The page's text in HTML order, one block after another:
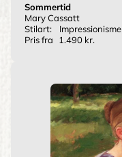
Sommertid
Mary Cassatt
Stilart:
Impressionisme
Pris fra
1.490 kr.